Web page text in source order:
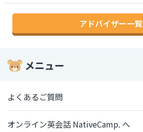
アドバイザー一覧
メニュー
よくあるご質問
オンライン英会話 NativeCamp. へ